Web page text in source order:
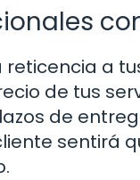
reticencia a
de tus
de
sentirá